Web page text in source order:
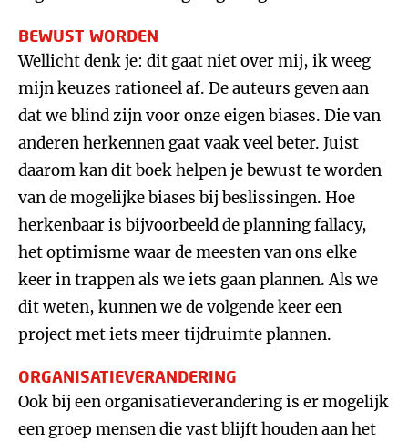
BEWUST WORDEN
Wellicht denk je: dit gaat niet over mij, ik weeg
mijn keuzes rationeel af. De auteurs geven aan
dat we blind zijn voor onze eigen biases. Die van
anderen herkennen gaat vaak veel beter. Juist
daarom kan dit boek helpen je bewust te worden
van de mogelijke biases bij beslissingen. Hoe
herkenbaar is bijvoorbeeld de planning fallacy,
het optimisme waar de meesten van ons elke
keer in trappen als we iets gaan plannen. Als we
dit weten, kunnen we de volgende keer een
project met iets meer tijdruimte plannen.
ORGANISATIEVERANDERING
Ook bij een organisatieverandering is er mogelijk
een groep mensen die vast blijft houden aan het